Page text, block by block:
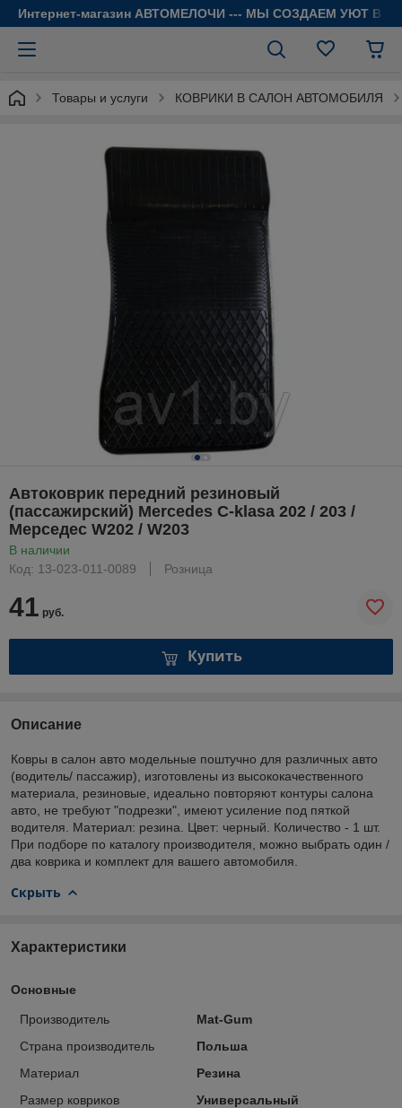
Интернет-магазин АВТОМЕЛОЧИ --- МЫ СОЗДАЕМ УЮТ В
Товары и услуги КОВРИКИ В САЛОН АВТОМОБИЛЯ
Автоковрик передний резиновый
(пассажирский) Mercedes C-klasa 202 / 203 /
Мерседес W202 / W203
В наличии
Код: 13-023-011-0089
Розница
41 руб.
Купить
Описание
Ковры в салон авто модельные поштучно для различных авто
(водитель/ пассажир), изготовлены из высококачественного
материала, резиновые, идеально повторяют контуры салона
авто, не требуют "подрезки", имеют усиление под пяткой
водителя. Материал: резина. Цвет: черный. Количество - 1 шт.
При подборе по каталогу производителя, можно выбрать один /
два коврика и комплект для вашего автомобиля.
Скрыть
Характеристики
Основные
Производитель
Mat-Gum
Страна производитель
Польша
Материал
Резина
Размер ковриков
Универсальный